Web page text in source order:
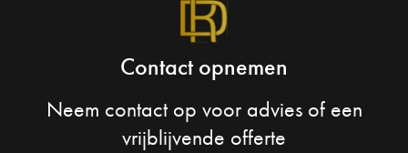
Contact opnemen
Neem contact op voor advies of een
vrijblijvende offerte